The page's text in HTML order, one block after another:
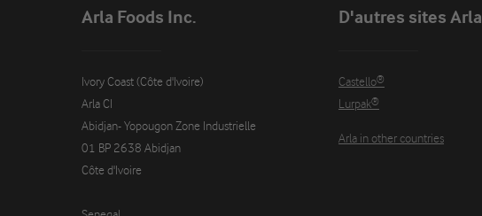
Arla Foods Inc.
Ivory Coast (Côte d'Ivoire)
Arla CI
Abidjan- Yopougon Zone Industrielle
01 BP 2638 Abidjan
Côte d'Ivoire
D'autres sites Arla
Castello®
Lurpak®
Arla in other countries